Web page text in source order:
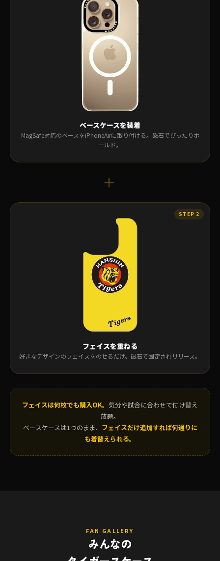
ベースケースを装着
MagSafe対応のベースをiPhoneAirに取り付ける。磁石でぴったりホ
ールド。
＋
フェイスを重ねる
好きなデザインのフェイスをのせるだけ。磁石で固定されリリース。
フェイスは何枚でも購入OK。 気分や試合に合わせて付け替え
放題。
ベースケースは1つのまま、 フェイスだけ追加すれば何通りに
も着替えられる。
FAN GALLERY
みんなの